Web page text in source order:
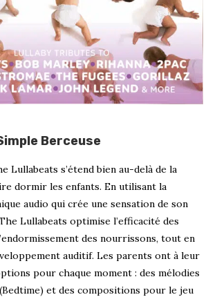
Berceuse
Lullabeats s’étend bien au-delà de la
dormir les enfants. En utilisant la
audio qui crée une sensation de son
Lullabeats optimise l’efficacité des
des nourrissons, tout en
auditif. Les parents ont à leur
pour chaque moment : des mélodies
et des compositions pour le jeu